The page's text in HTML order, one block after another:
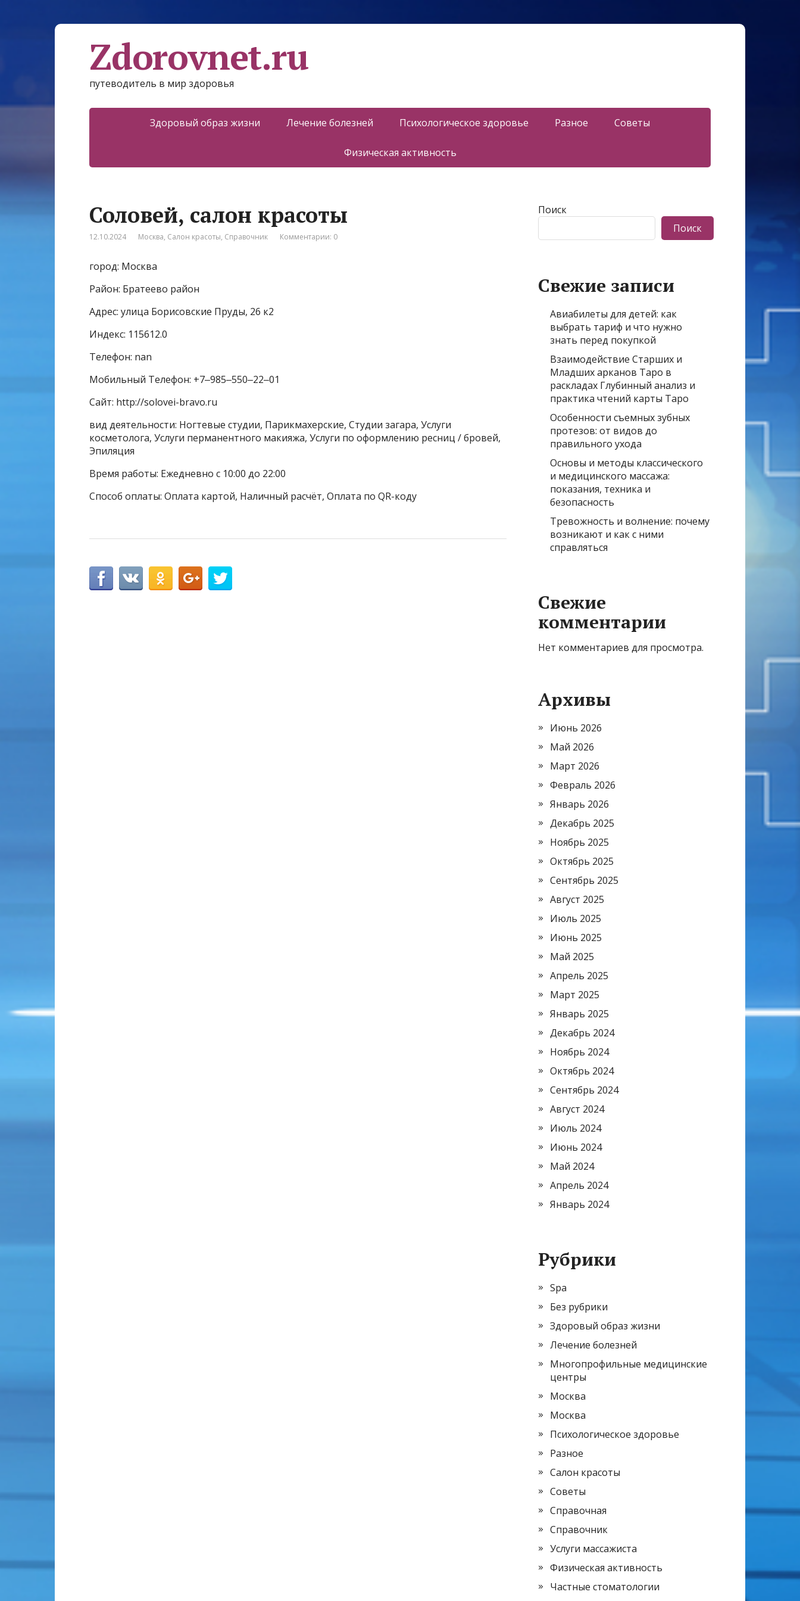
Zdorovnet.ru
путеводитель в мир здоровья
Здоровый образ жизни Лечение болезней Психологическое здоровье Разное Советы
Физическая активность
Соловей, салон красоты
12.10.2024 Москва, Салон красоты, Справочник Комментарии: 0
город: Москва
Район: Братеево район
Адрес: улица Борисовские Пруды, 26 к2
Индекс: 115612.0
Телефон: nan
Мобильный Телефон: +7‒985‒550‒22‒01
Сайт: http://solovei-bravo.ru
вид деятельности: Ногтевые студии, Парикмахерские, Студии загара, Услуги
косметолога, Услуги перманентного макияжа, Услуги по оформлению ресниц / бровей,
Эпиляция
Время работы: Ежедневно с 10:00 до 22:00
Способ оплаты: Оплата картой, Наличный расчёт, Оплата по QR-коду
Поиск
Поиск
Свежие записи
Авиабилеты для детей: как
выбрать тариф и что нужно
знать перед покупкой
Взаимодействие Старших и
Младших арканов Таро в
раскладах Глубинный анализ и
практика чтений карты Таро
Особенности съемных зубных
протезов: от видов до
правильного ухода
Основы и методы классического
и медицинского массажа:
показания, техника и
безопасность
Тревожность и волнение: почему
возникают и как с ними
справляться
Свежие
комментарии
Нет комментариев для просмотра.
Архивы
Июнь 2026
Май 2026
Март 2026
Февраль 2026
Январь 2026
Декабрь 2025
Ноябрь 2025
Октябрь 2025
Сентябрь 2025
Август 2025
Июль 2025
Июнь 2025
Май 2025
Апрель 2025
Март 2025
Январь 2025
Декабрь 2024
Ноябрь 2024
Октябрь 2024
Сентябрь 2024
Август 2024
Июль 2024
Июнь 2024
Май 2024
Апрель 2024
Январь 2024
Рубрики
Spa
Без рубрики
Здоровый образ жизни
Лечение болезней
Многопрофильные медицинские
центры
Москва
Москва
Психологическое здоровье
Разное
Салон красоты
Советы
Справочная
Справочник
Услуги массажиста
Физическая активность
Частные стоматологии